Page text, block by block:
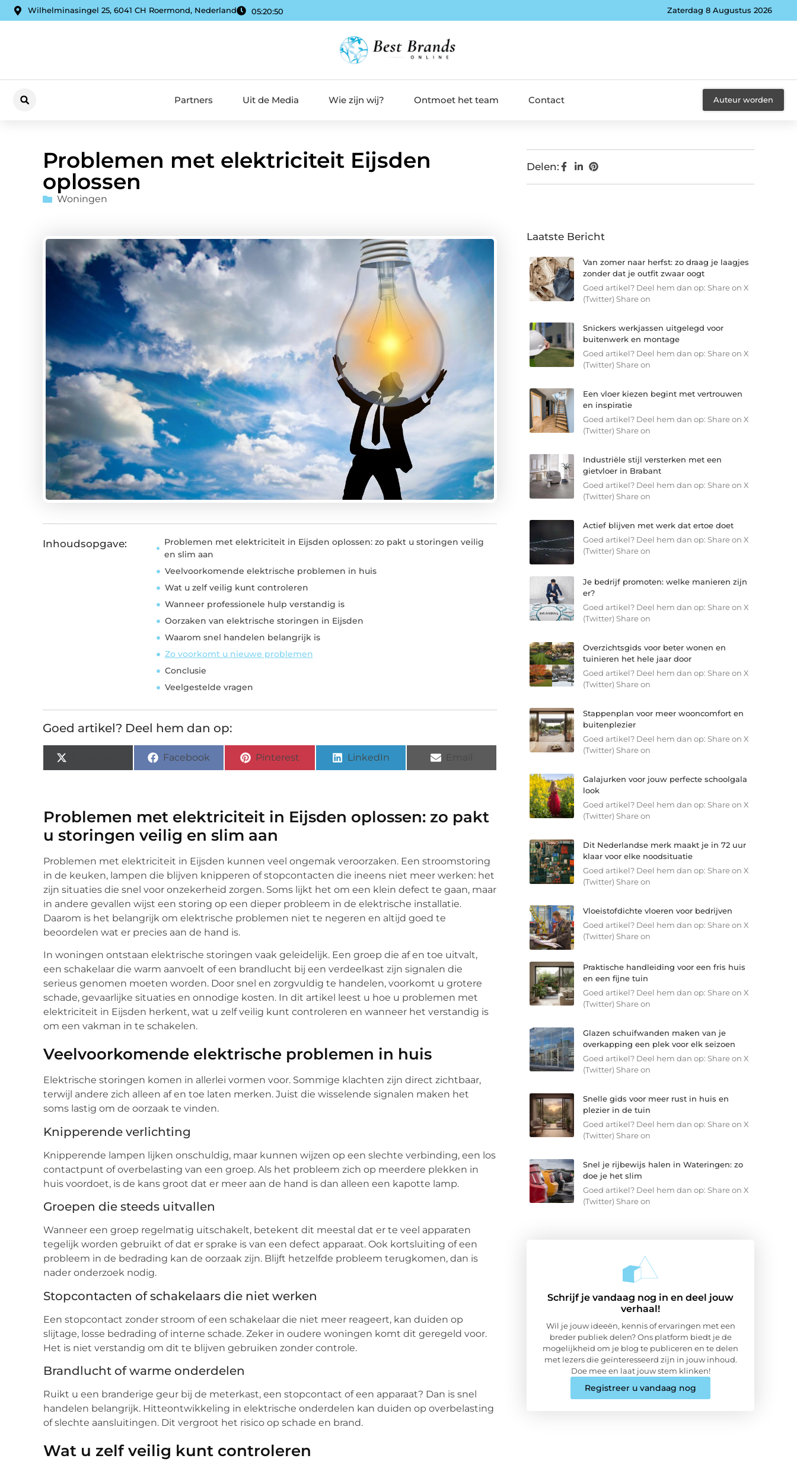
Wilhelminasingel 25, 6041 CH Roermond, Nederland 05:20:51 Zaterdag 8 Augustus 2026
Partners Uit de Media Wie zijn wij? Ontmoet het team Contact Auteur worden
Problemen met elektriciteit Eijsden
oplossen
Woningen
Inhoudsopgave:
Problemen met elektriciteit in Eijsden oplossen: zo pakt u storingen veilig
en slim aan
Veelvoorkomende elektrische problemen in huis
Wat u zelf veilig kunt controleren
Wanneer professionele hulp verstandig is
Oorzaken van elektrische storingen in Eijsden
Waarom snel handelen belangrijk is
Zo voorkomt u nieuwe problemen
Conclusie
Veelgestelde vragen
Goed artikel? Deel hem dan op:
Facebook Pinterest LinkedIn
Problemen met elektriciteit in Eijsden oplossen: zo pakt
u storingen veilig en slim aan
Problemen met elektriciteit in Eijsden kunnen veel ongemak veroorzaken. Een stroomstoring
in de keuken, lampen die blijven knipperen of stopcontacten die ineens niet meer werken: het
zijn situaties die snel voor onzekerheid zorgen. Soms lijkt het om een klein defect te gaan, maar
in andere gevallen wijst een storing op een dieper probleem in de elektrische installatie.
Daarom is het belangrijk om elektrische problemen niet te negeren en altijd goed te
beoordelen wat er precies aan de hand is.
In woningen ontstaan elektrische storingen vaak geleidelijk. Een groep die af en toe uitvalt,
een schakelaar die warm aanvoelt of een brandlucht bij een verdeelkast zijn signalen die
serieus genomen moeten worden. Door snel en zorgvuldig te handelen, voorkomt u grotere
schade, gevaarlijke situaties en onnodige kosten. In dit artikel leest u hoe u problemen met
elektriciteit in Eijsden herkent, wat u zelf veilig kunt controleren en wanneer het verstandig is
om een vakman in te schakelen.
Veelvoorkomende elektrische problemen in huis
Elektrische storingen komen in allerlei vormen voor. Sommige klachten zijn direct zichtbaar,
terwijl andere zich alleen af en toe laten merken. Juist die wisselende signalen maken het
soms lastig om de oorzaak te vinden.
Knipperende verlichting
Knipperende lampen lijken onschuldig, maar kunnen wijzen op een slechte verbinding, een los
contactpunt of overbelasting van een groep. Als het probleem zich op meerdere plekken in
huis voordoet, is de kans groot dat er meer aan de hand is dan alleen een kapotte lamp.
Groepen die steeds uitvallen
Wanneer een groep regelmatig uitschakelt, betekent dit meestal dat er te veel apparaten
tegelijk worden gebruikt of dat er sprake is van een defect apparaat. Ook kortsluiting of een
probleem in de bedrading kan de oorzaak zijn. Blijft hetzelfde probleem terugkomen, dan is
nader onderzoek nodig.
Stopcontacten of schakelaars die niet werken
Een stopcontact zonder stroom of een schakelaar die niet meer reageert, kan duiden op
slijtage, losse bedrading of interne schade. Zeker in oudere woningen komt dit geregeld voor.
Het is niet verstandig om dit te blijven gebruiken zonder controle.
Brandlucht of warme onderdelen
Ruikt u een branderige geur bij de meterkast, een stopcontact of een apparaat? Dan is snel
handelen belangrijk. Hitteontwikkeling in elektrische onderdelen kan duiden op overbelasting
of slechte aansluitingen. Dit vergroot het risico op schade en brand.
Wat u zelf veilig kunt controleren
Delen:
Laatste Bericht
Van zomer naar herfst: zo draag je laagjes
zonder dat je outfit zwaar oogt
Goed artikel? Deel hem dan op: Share on X
(Twitter) Share on
Snickers werkjassen uitgelegd voor
buitenwerk en montage
Goed artikel? Deel hem dan op: Share on X
(Twitter) Share on
Een vloer kiezen begint met vertrouwen
en inspiratie
Goed artikel? Deel hem dan op: Share on X
(Twitter) Share on
Industriële stijl versterken met een
gietvloer in Brabant
Goed artikel? Deel hem dan op: Share on X
(Twitter) Share on
Actief blijven met werk dat ertoe doet
Goed artikel? Deel hem dan op: Share on X
(Twitter) Share on
Je bedrijf promoten: welke manieren zijn
er?
Goed artikel? Deel hem dan op: Share on X
(Twitter) Share on
Overzichtsgids voor beter wonen en
tuinieren het hele jaar door
Goed artikel? Deel hem dan op: Share on X
(Twitter) Share on
Stappenplan voor meer wooncomfort en
buitenplezier
Goed artikel? Deel hem dan op: Share on X
(Twitter) Share on
Galajurken voor jouw perfecte schoolgala
look
Goed artikel? Deel hem dan op: Share on X
(Twitter) Share on
Dit Nederlandse merk maakt je in 72 uur
klaar voor elke noodsituatie
Goed artikel? Deel hem dan op: Share on X
(Twitter) Share on
Vloeistofdichte vloeren voor bedrijven
Goed artikel? Deel hem dan op: Share on X
(Twitter) Share on
Praktische handleiding voor een fris huis
en een fijne tuin
Goed artikel? Deel hem dan op: Share on X
(Twitter) Share on
Glazen schuifwanden maken van je
overkapping een plek voor elk seizoen
Goed artikel? Deel hem dan op: Share on X
(Twitter) Share on
Snelle gids voor meer rust in huis en
plezier in de tuin
Goed artikel? Deel hem dan op: Share on X
(Twitter) Share on
Snel je rijbewijs halen in Wateringen: zo
doe je het slim
Goed artikel? Deel hem dan op: Share on X
(Twitter) Share on
Schrijf je vandaag nog in en deel jouw
verhaal!
Wil je jouw ideeën, kennis of ervaringen met een
breder publiek delen? Ons platform biedt je de
mogelijkheid om je blog te publiceren en te delen
met lezers die geïnteresseerd zijn in jouw inhoud.
Doe mee en laat jouw stem klinken!
Registreer u vandaag nog